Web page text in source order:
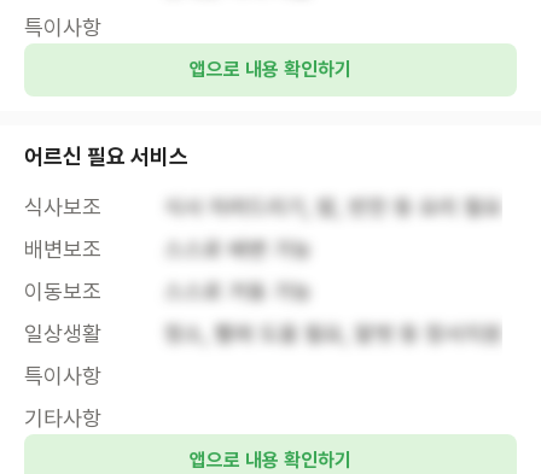
특이사항
앱으로 내용 확인하기
어르신 필요 서비스
식사보조
식사 차려드리기, 밥, 반찬 등 요리 필요
배변보조
스스로 배변 가능
이동보조
스스로 거동 가능
일상생활
청소, 빨래 도움 필요, 말벗 등 정서지원
특이사항
기타사항
앱으로 내용 확인하기